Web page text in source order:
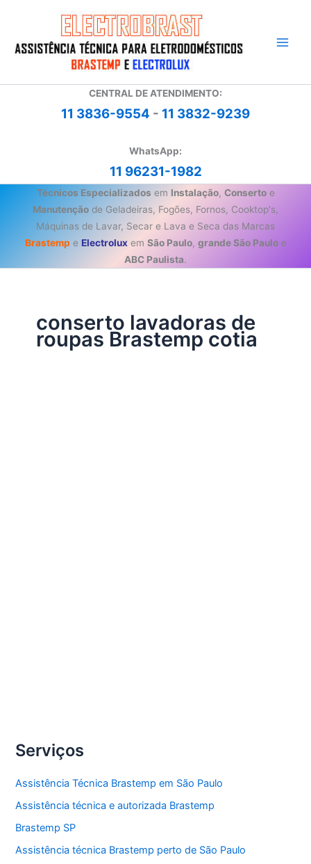
conteúdo
CENTRAL DE ATENDIMENTO:
11 3836-9554 - 11 3832-9239
WhatsApp:
11 96231-1982
Técnicos Especializados em Instalação, Consertoe
Manutenção de Geladeiras, Fogões, Fornos, Cooktop's,
Máquinas de Lavar, Secar e Lava e Seca das Marcas
Brastemp e Electroluxem São Paulo, grande São Pauloe
ABC Paulista.
conserto lavadoras de
roupas Brastemp cotia
Brastemp
Serviços
Assistência Técnica Brastemp em São Paulo
Assistência técnica e autorizada Brastemp
Brastemp SP
Assistência técnica Brastemp perto de São Paulo